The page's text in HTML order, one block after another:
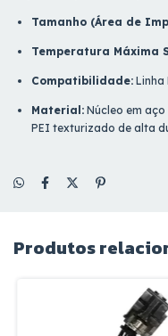
Tamanho (Área de
Temperatura Máxima
Compatibilidade: Linha
Material: Núcleo em
PEI texturizado de alta
Produtos